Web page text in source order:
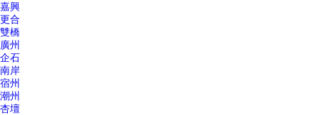
嘉興
更合
雙橋
廣州
企石
南岸
宿州
潮州
杏壇